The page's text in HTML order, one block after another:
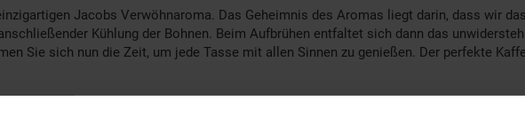
Jacobs Verwöhnaroma. Das Geheimnis des Aromas liegt darin, dass wir
Kühlung der Bohnen. Beim Aufbrühen entfaltet sich dann das
Sie sich nun die Zeit, um jede Tasse mit allen Sinnen zu genießen. Der perfekte